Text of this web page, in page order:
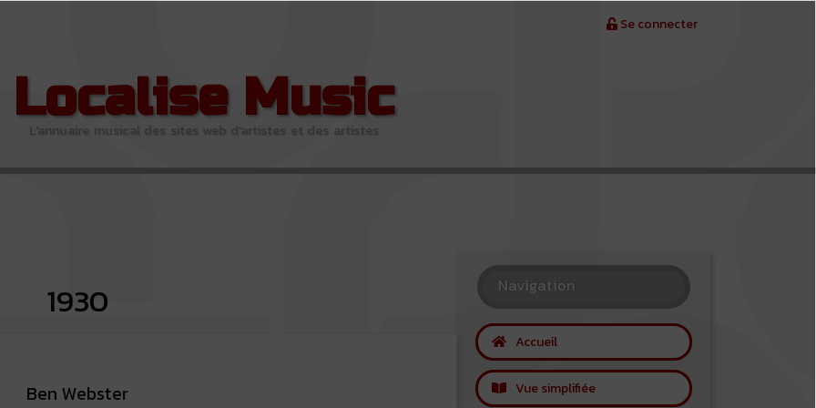
Se connecter
Localise Music
L'annuaire musical des sites web d'artistes et des artistes
1930
Ben Webster
Navigation
Accueil
Vue simplifiée